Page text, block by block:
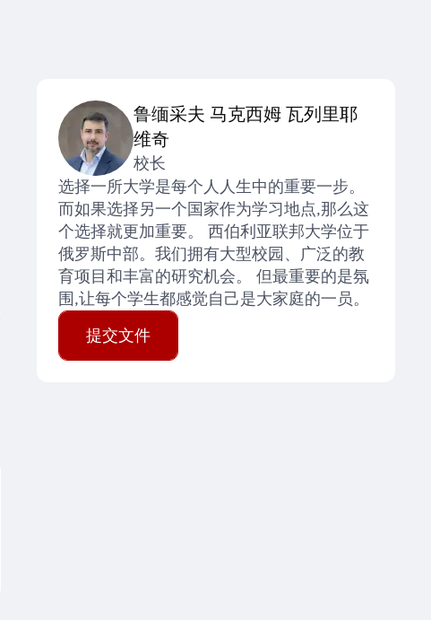
鲁缅采夫 马克西姆 瓦列里耶
维奇
校长
选择一所大学是每个人人生中的重要一步。
而如果选择另一个国家作为学习地点,那么这
个选择就更加重要。 西伯利亚联邦大学位于
俄罗斯中部。我们拥有大型校园、广泛的教
育项目和丰富的研究机会。 但最重要的是氛
围,让每个学生都感觉自己是大家庭的一员。
提交文件